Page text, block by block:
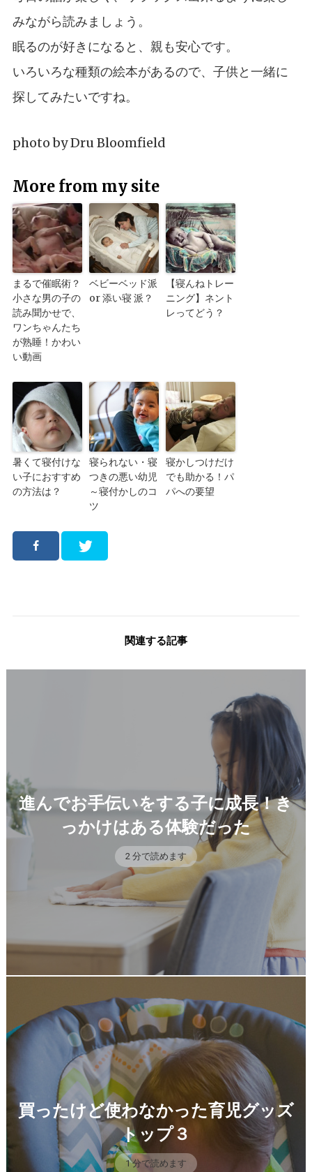
みながら読みましょう。
眠るのが好きになると、親も安心です。
いろいろな種類の絵本があるので、子供と一緒に
探してみたいですね。
photo byDru Bloomfield
More from my site
まるで催眠術？
小さな男の子の
読み聞かせで、
ワンちゃんたち
が熟睡！かわい
い動画
ベビーベッド派
or 添い寝 派？
【寝んねトレー
ニング】ネント
レってどう？
暑くて寝付けな
い子におすすめ
の方法は？
寝られない・寝
つきの悪い幼児
～寝付かしのコ
ツ
寝かしつけだけ
でも助かる！パ
パへの要望
関連する記事
進んでお手伝いをする子に成長！き
っかけはある体験だった
2 分で読めます
買ったけど使わなかった育児グッズ
トップ３
1 分で読めます